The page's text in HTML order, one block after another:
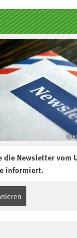
die Newsletter vom
informiert.